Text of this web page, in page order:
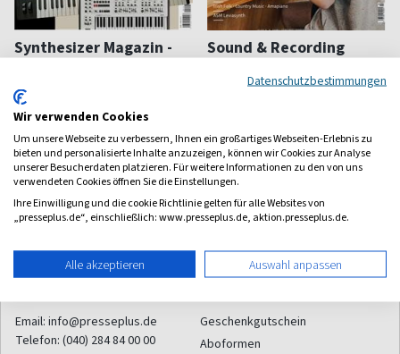
Synthesizer Magazin -
Synthesizer Magazin
ab 8,32 €
(alle 2 Monate)
4,33
Sound & Recording
Songs aufnehmen
(quartalsweise)
4,00
Email: info@presseplus.de
Telefon: (040) 284 84 00 00
Geschenkgutschein
Aboformen
Datenschutzbestimmungen
Wir verwenden Cookies
Um unsere Webseite zu verbessern, Ihnen ein großartiges Webseiten-Erlebnis zu
bieten und personalisierte Inhalte anzuzeigen, können wir Cookies zur Analyse
unserer Besucherdaten platzieren. Für weitere Informationen zu den von uns
verwendeten Cookies öffnen Sie die Einstellungen.
Ihre Einwilligung und die cookie Richtlinie gelten für alle Websites von
„presseplus.de“, einschließlich: www.presseplus.de, aktion.presseplus.de.
Alle akzeptieren Auswahl anpassen